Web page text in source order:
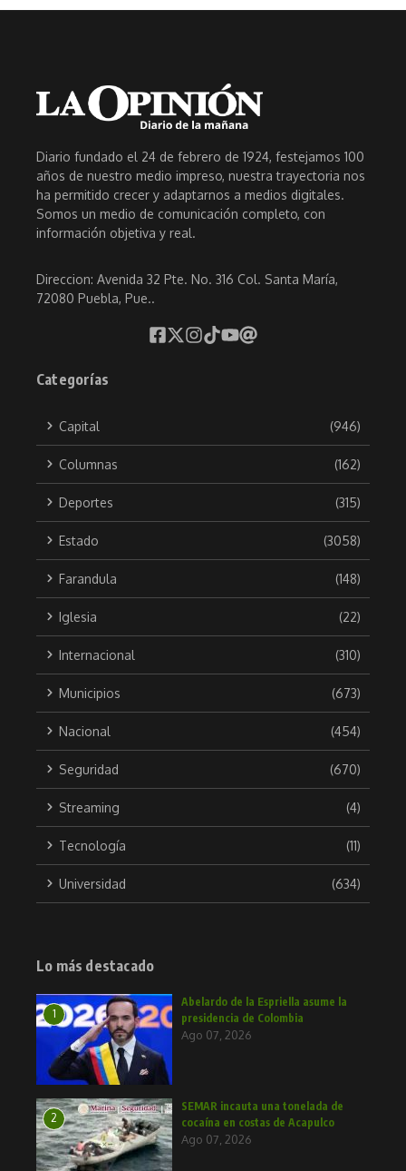
Diario fundado el 24 de febrero de 1924, festejamos 100
años de nuestro medio impreso, nuestra trayectoria nos
ha permitido crecer y adaptarnos a medios digitales.
Somos un medio de comunicación completo, con
información objetiva y real.
Direccion: Avenida 32 Pte. No. 316 Col. Santa María,
72080 Puebla, Pue..
Categorías
Capital (946)
Columnas (162)
Deportes (315)
Estado (3058)
Farandula (148)
Iglesia (22)
Internacional (310)
Municipios (673)
Nacional (454)
Seguridad (670)
Streaming (4)
Tecnología (11)
Universidad (634)
Lo más destacado
1
Abelardo de la Espriella asume la
presidencia de Colombia
Ago 07, 2026
2
SEMAR incauta una tonelada de
cocaína en costas de Acapulco
Ago 07, 2026